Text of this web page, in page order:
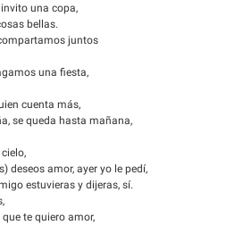
una copa,
bellas.
juntos
una fiesta,
cuenta más,
se queda hasta mañana,
deseos amor, ayer yo le pedí,
estuvieras y dijeras, sí.
te quiero amor,